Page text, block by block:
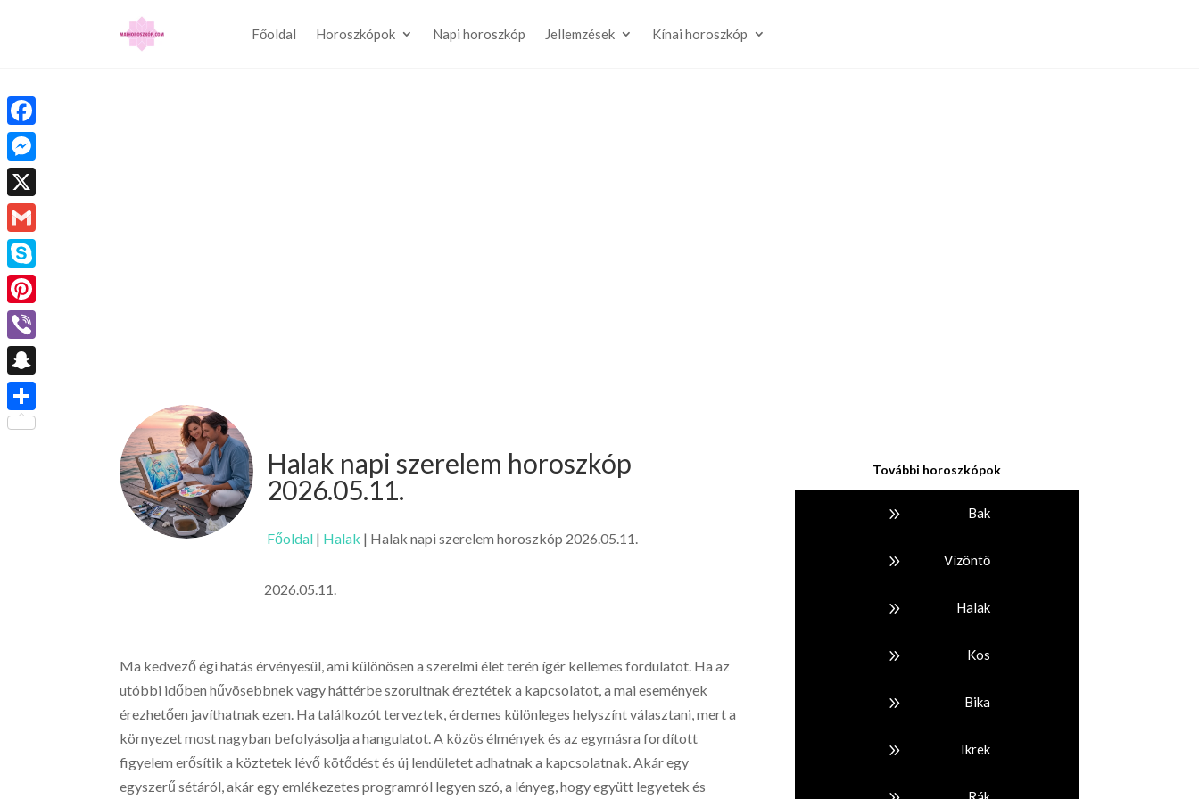
Főoldal Horoszkópok Napi horoszkóp Jellemzések Kínai horoszkóp
Halak napi szerelem horoszkóp
2026.05.11.
Főoldal | Halak | Halak napi szerelem horoszkóp 2026.05.11.
2026.05.11.
Ma kedvező égi hatás érvényesül, ami különösen a szerelmi élet terén ígér kellemes fordulatot. Ha az
utóbbi időben hűvösebbnek vagy háttérbe szorultnak éreztétek a kapcsolatot, a mai események
érezhetően javíthatnak ezen. Ha találkozót terveztek, érdemes különleges helyszínt választani, mert a
környezet most nagyban befolyásolja a hangulatot. A közös élmények és az egymásra fordított
figyelem erősítik a köztetek lévő kötődést és új lendületet adhatnak a kapcsolatnak. Akár egy
egyszerű sétáról, akár egy emlékezetes programról legyen szó, a lényeg, hogy együtt legyetek és
További horoszkópok
9 Bak
9 Vízöntő
9 Halak
9 Kos
9 Bika
9 Ikrek
Facebook
Messenger
X
Gmail
Skype
Pinterest
Viber
Snapchat
Ossza